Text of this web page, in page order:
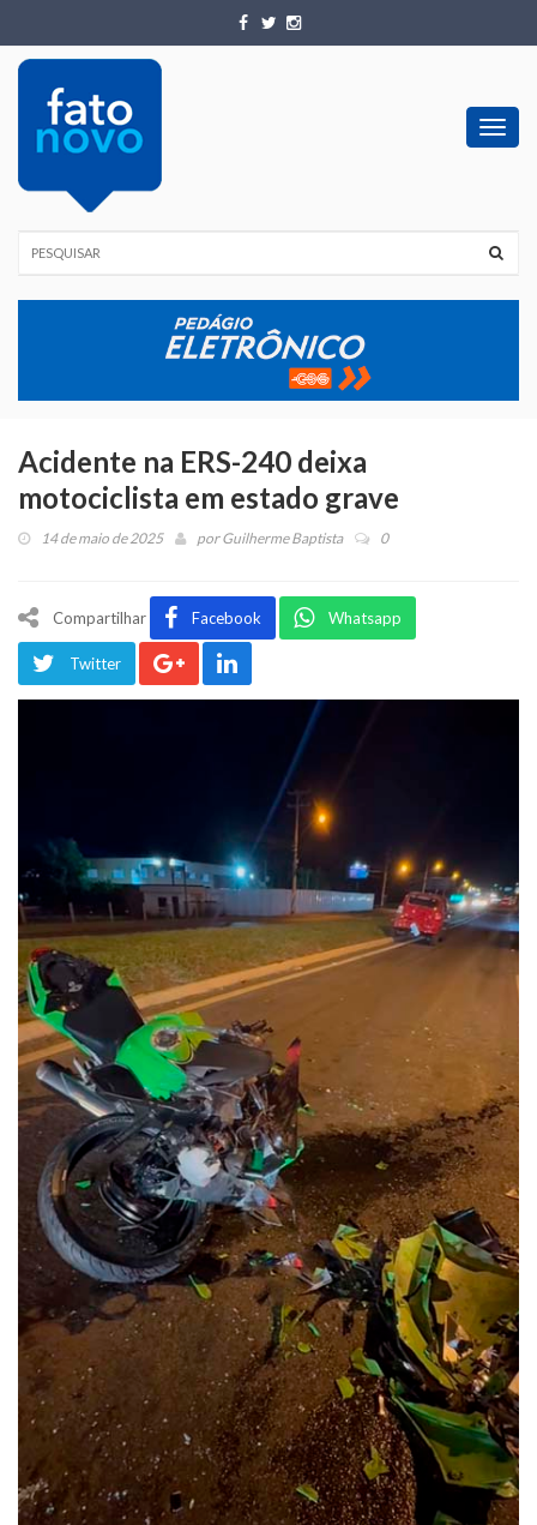
Acidente na ERS-240 deixa
motociclista em estado grave
14 de maio de 2025 porGuilherme Baptista 0
Compartilhar Facebook Whatsapp
Twitter